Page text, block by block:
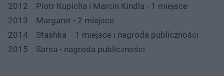
2012 Piotr Kupicha i Marcin Kindla - 1 miejsce
2013 Margaret - 2 miejsce
2014 Stashka - 1 miejsce i nagroda publiczności
2015 Sarsa - nagroda publiczności